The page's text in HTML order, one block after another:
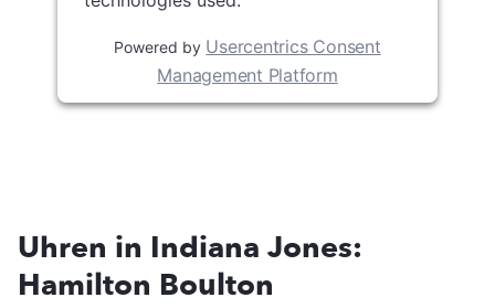
Powered by Usercentrics Consent
Management Platform
Uhren in Indiana Jones:
Hamilton Boulton